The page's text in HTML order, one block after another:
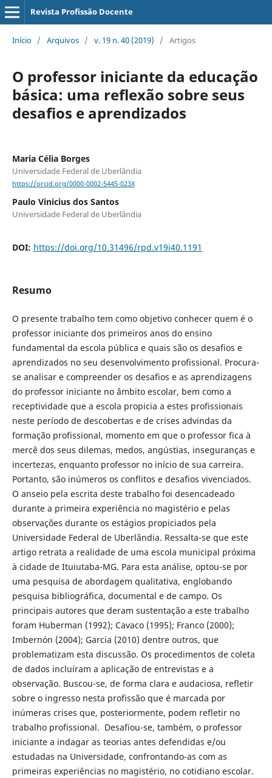
Revista Profissão Docente
Início / Arquivos / v. 19 n. 40 (2019) / Artigos
O professor iniciante da educação
básica: uma reflexão sobre seus
desafios e aprendizados
Maria Célia Borges
Universidade Federal de Uberlândia
https://orcid.org/0000-0002-5445-023X
Paulo Vinicius dos Santos
Universidade Federal de Uberlândia
DOI: https://doi.org/10.31496/rpd.v19i40.1191
Resumo
O presente trabalho tem como objetivo conhecer quem é o
professor iniciante dos primeiros anos do ensino
fundamental da escola pública e quais são os desafios e
aprendizados no seu desenvolvimento profissional. Procura-
se analisar e compreender os desafios e as aprendizagens
do professor iniciante no âmbito escolar, bem como a
receptividade que a escola propicia a estes profissionais
neste período de descobertas e de crises advindas da
formação profissional, momento em que o professor fica à
mercê dos seus dilemas, medos, angústias, inseguranças e
incertezas, enquanto professor no início de sua carreira.
Portanto, são inúmeros os conflitos e desafios vivenciados.
O anseio pela escrita deste trabalho foi desencadeado
durante a primeira experiência no magistério e pelas
observações durante os estágios propiciados pela
Universidade Federal de Uberlândia. Ressalta-se que este
artigo retrata a realidade de uma escola municipal próxima
à cidade de Ituiutaba-MG. Para esta análise, optou-se por
uma pesquisa de abordagem qualitativa, englobando
pesquisa bibliográfica, documental e de campo. Os
principais autores que deram sustentação a este trabalho
foram Huberman (1992); Cavaco (1995); Franco (2000);
Imbernón (2004); Garcia (2010) dentre outros, que
problematizam esta discussão. Os procedimentos de coleta
de dados incluíram a aplicação de entrevistas e a
observação. Buscou-se, de forma clara e audaciosa, refletir
sobre o ingresso nesta profissão que é marcada por
inúmeras crises que, posteriormente, podem refletir no
trabalho profissional. Desafiou-se, também, o professor
iniciante a indagar as teorias antes defendidas e/ou
estudadas na Universidade, confrontando-as com as
primeiras experiências no magistério, no cotidiano escolar.